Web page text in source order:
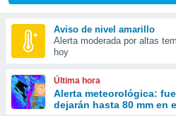
y
forma
digital
basada
Aviso de nivel amarillo
Alerta moderada por altas
hoy
Última hora
Alerta meteorológica:
dejarán hasta 80 mm en